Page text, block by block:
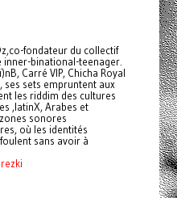
fondateur du collectif
binational-teenager.
Carré VIP, Chicha Royal
ses sets empruntent aux
les riddim des cultures
,latinX, Arabes et
sonores
où les identités
sans avoir à